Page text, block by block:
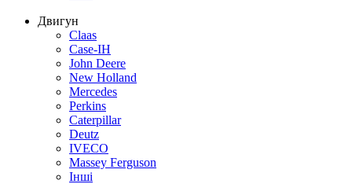
Двигун
Claas
Case-IH
John Deere
New Holland
Mercedes
Perkins
Caterpillar
Deutz
IVECO
Massey Ferguson
Інші